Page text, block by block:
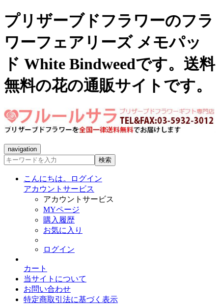
プリザーブドフラワーのフラ
ワーフェアリーズ メモパッ
ド White Bindweedです。送料
無料の花の通販サイトです。
navigation
検索
こんにちは。ログイン
アカウントサービス
アカウントサービス
MYページ
購入履歴
お気に入り
ログイン
カート
当サイトについて
お問い合わせ
特定商取引法に基づく表示